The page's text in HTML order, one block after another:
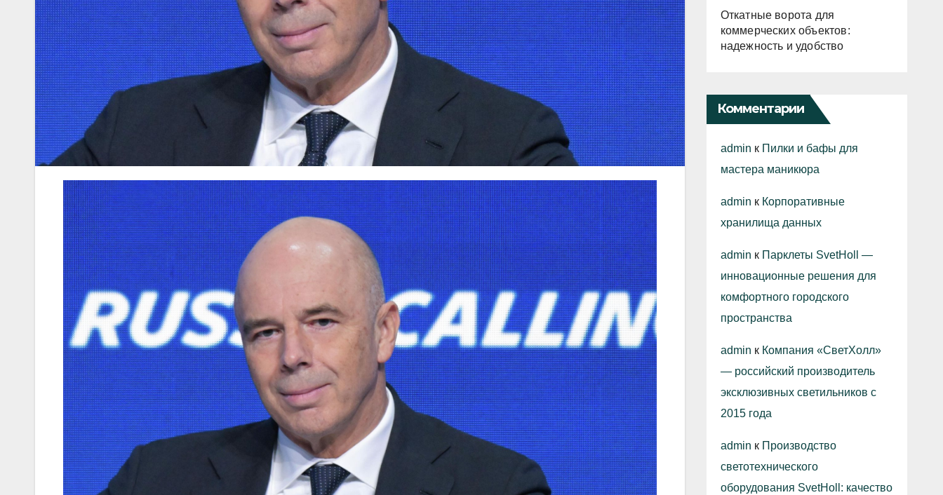
Откатные ворота для
коммерческих объектов:
надежность и удобство
Комментарии
admin к Пилки и бафы для
мастера маникюра
admin к Корпоративные
хранилища данных
admin к Парклеты SvetHoll —
инновационные решения для
комфортного городского
пространства
admin к Компания «СветХолл»
— российский производитель
эксклюзивных светильников с
2015 года
admin к Производство
светотехнического
оборудования SvetHoll: качество